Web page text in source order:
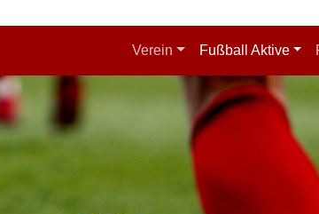
Verein Fußball Aktive